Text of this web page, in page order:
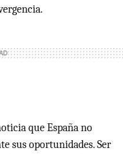
que España no
sus oportunidades. Ser